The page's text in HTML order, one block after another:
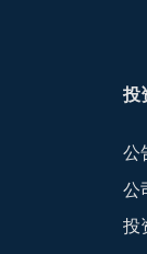
投
公
公
投